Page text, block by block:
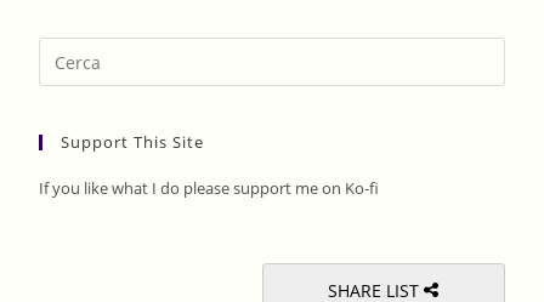
Support This Site
If you like what I do please support me on Ko-fi
SHARE LIST